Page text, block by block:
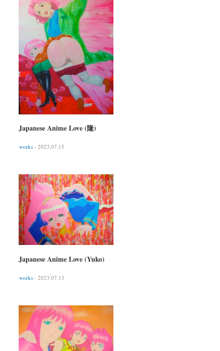
Japanese Anime Love (隆)
works - 2023.07.15
Japanese Anime Love (Yuko)
works - 2023.07.13